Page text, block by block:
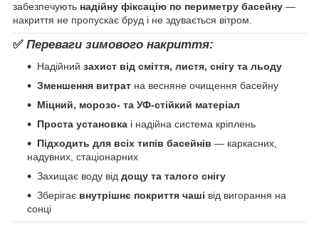
забезпечують надійну фіксацію по периметру басейну —
накриття не пропускає бруд і не здувається вітром.
✅ Переваги зимового накриття:
Надійний захист від сміття, листя, снігу та льоду
Зменшення витрат на весняне очищення басейну
Міцний, морозо- та УФ-стійкий матеріал
Проста установка і надійна система кріплень
Підходить для всіх типів басейнів — каркасних,
надувних, стаціонарних
Захищає воду від дощу та талого снігу
Зберігає внутрішнє покриття чаші від вигорання на
сонці